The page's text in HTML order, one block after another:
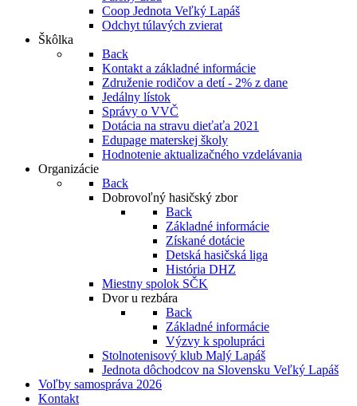
Coop Jednota Veľký Lapáš
Odchyt túlavých zvierat
Škôlka
Back
Kontakt a základné informácie
Združenie rodičov a detí - 2% z dane
Jedálny lístok
Správy o VVČ
Dotácia na stravu dieťaťa 2021
Edupage materskej školy
Hodnotenie aktualizačného vzdelávania
Organizácie
Back
Dobrovoľný hasičský zbor
Back
Základné informácie
Získané dotácie
Detská hasičská liga
História DHZ
Miestny spolok SČK
Dvor u rezbára
Back
Základné informácie
Výzvy k spolupráci
Stolnotenisový klub Malý Lapáš
Jednota dôchodcov na Slovensku Veľký Lapáš
Voľby samospráva 2026
Kontakt